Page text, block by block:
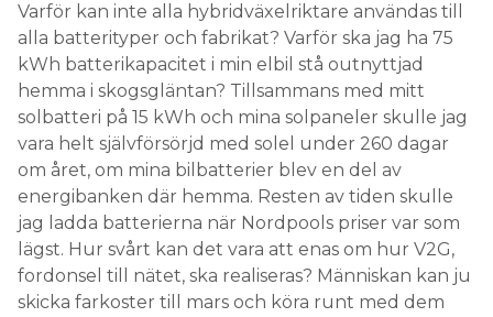
Varför kan inte alla hybridväxelriktare användas till
alla batterityper och fabrikat? Varför ska jag ha 75
kWh batterikapacitet i min elbil stå outnyttjad
hemma i skogsgläntan? Tillsammans med mitt
solbatteri på 15 kWh och mina solpaneler skulle jag
vara helt självförsörjd med solel under 260 dagar
om året, om mina bilbatterier blev en del av
energibanken där hemma. Resten av tiden skulle
jag ladda batterierna när Nordpools priser var som
lägst. Hur svårt kan det vara att enas om hur V2G,
fordonsel till nätet, ska realiseras? Människan kan ju
skicka farkoster till mars och köra runt med dem